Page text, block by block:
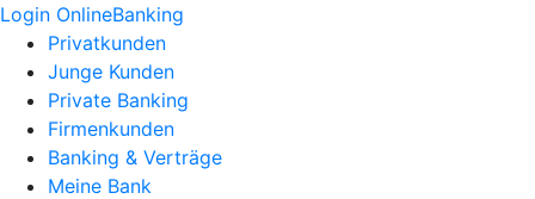
Login OnlineBanking
Privatkunden
Junge Kunden
Private Banking
Firmenkunden
Banking & Verträge
Meine Bank